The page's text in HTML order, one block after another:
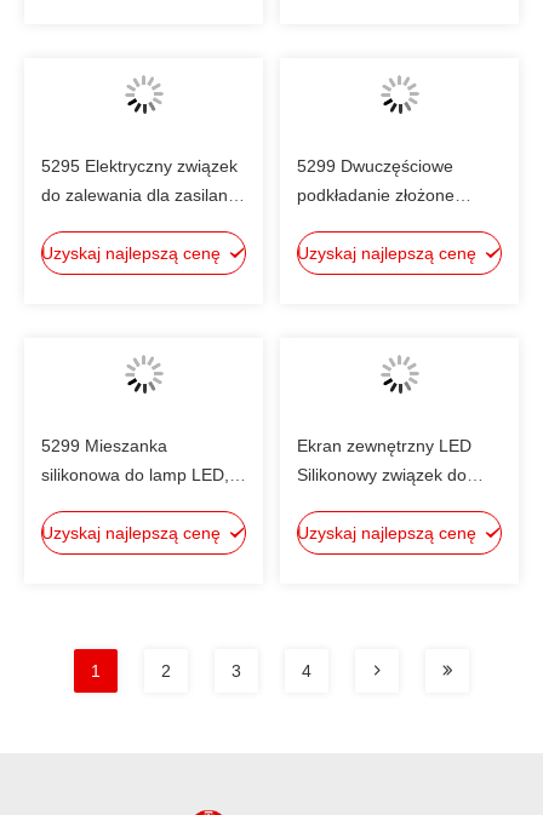
5295 Elektryczny związek
do zalewania dla zasilania,
Uzyskaj najlepszą cenę
5299 Dwuczęściowe
podkładanie złożone
elementów elektrycznych,
Uzyskaj najlepszą cenę
5299 Mieszanka
silikonowa do lamp LED,
obwodów drukowanych
Uzyskaj najlepszą cenę
Ekran zewnętrzny LED
Silikonowy związek do
Elementy elektroniczne do
Uzyskaj najlepszą cenę
1 2 3 4